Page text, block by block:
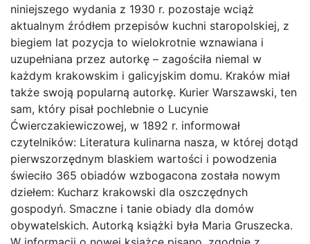
niniejszego wydania z 1930 r. pozostaje wciąż
aktualnym źródłem przepisów kuchni staropolskiej, z
biegiem lat pozycja to wielokrotnie wznawiana i
uzupełniana przez autorkę – zagościła niemal w
każdym krakowskim i galicyjskim domu. Kraków miał
także swoją popularną autorkę. Kurier Warszawski, ten
sam, który pisał pochlebnie o Lucynie
Ćwierczakiewiczowej, w 1892 r. informował
czytelników: Literatura kulinarna nasza, w której dotąd
pierwszorzędnym blaskiem wartości i powodzenia
świeciło 365 obiadów wzbogacona została nowym
dziełem: Kucharz krakowski dla oszczędnych
gospodyń. Smaczne i tanie obiady dla domów
obywatelskich. Autorką książki była Maria Gruszecka.